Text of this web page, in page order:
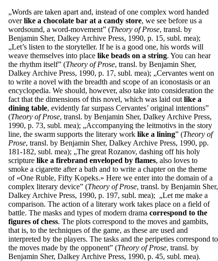
„Words are taken apart and, instead of one complex word handed
overlike a chocolate bar at a candy store, we see before us a
wordsound, a word-movement” (Theory of Prose, transl. by
Benjamin Sher, Dalkey Archive Press, 1990, p. 15, subl. mea);
„Let’s listen to the storyteller. If he is a good one, his words will
weave themselves into placelike beads on a string. You can hear
the rhythm itself” (Theory of Prose, transl. by Benjamin Sher,
Dalkey Archive Press, 1990, p. 17, subl. mea); „Cervantes went on
to write a novel with the breadth and scope of an iconostasis or an
encyclopedia. We should, however, also take into consideration the
fact that the dimensions of this novel, which was laid outlike a
dining table, evidently far surpass Cervantes’ original intentions”
(Theory of Prose, transl. by Benjamin Sher, Dalkey Archive Press,
1990, p. 73, subl. mea); „Accompanying the leitmotivs in the story
line, the swarm supports the literary worklike a lining” (Theory of
Prose, transl. by Benjamin Sher, Dalkey Archive Press, 1990, pp.
181-182, subl. mea); „The great Rozanov, dashing off his holy
scripturelike a firebrand enveloped by flames, also loves to
smoke a cigarette after a bath and to write a chapter on the theme
of «One Ruble, Fifty Kopeks.» Here we enter into the domain of a
complex literary device” (Theory of Prose, transl. by Benjamin Sher,
Dalkey Archive Press, 1990, p. 197, subl. mea); „Let me make a
comparison. The action of a literary work takes place on a field of
battle. The masks and types of modern dramacorrespond to the
figures of chess. The plots correspond to the moves and gambits,
that is, to the techniques of the game, as these are used and
interpreted by the players. The tasks and the peripeties correspond to
the moves made by the opponent” (Theory of Prose, transl. by
Benjamin Sher, Dalkey Archive Press, 1990, p. 45, subl. mea).